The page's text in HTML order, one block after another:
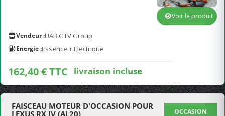
Vendeur :UAB GTV Group
Energie :Essence + Electrique
162,40 € TTC livraison incluse
Voir le produit
FAISCEAU MOTEUR D'OCCASION POUR
LEXUS RX IV (AL20)
OCCASION